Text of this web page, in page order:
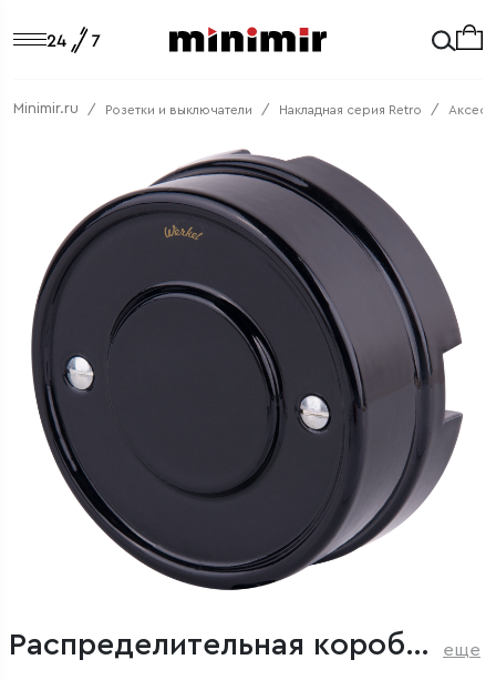
Minimir.ru Розетки и выключатели Накладная серия Retro
Распределительная коробка черная ретро еще